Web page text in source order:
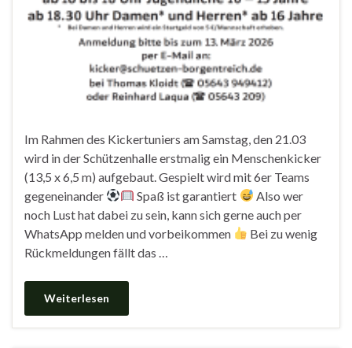
Im Rahmen des Kickertuniers am Samstag, den 21.03
wird in der Schützenhalle erstmalig ein Menschenkicker
(13,5 x 6,5 m) aufgebaut. Gespielt wird mit 6er Teams
gegeneinander
Spaß ist garantiert
Also wer
noch Lust hat dabei zu sein, kann sich gerne auch per
WhatsApp melden und vorbeikommen
Bei zu wenig
Rückmeldungen fällt das …
Weiterlesen